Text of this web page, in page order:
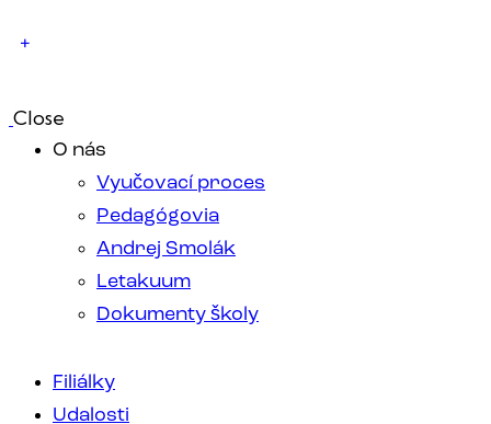
+
Close
O nás
Vyučovací proces
Pedagógovia
Andrej Smolák
Letakuum
Dokumenty školy
Filiálky
Udalosti